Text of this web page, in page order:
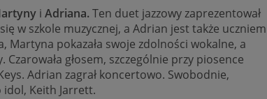
i Adriana.Ten duet jazzowy zaprezentował
w szkole muzycznej, a Adrian jest także uczniem
Martyna pokazała swoje zdolności wokalne, a
głosem, szczególnie przy piosence
Adrian zagrał koncertowo. Swobodnie,
Keith Jarrett.